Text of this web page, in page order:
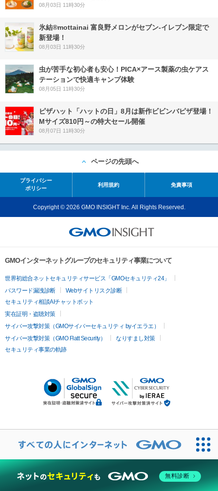
08月03日 11時30分
氷結®mottainai 富良野メロンがセブン‐イレブン限定で
新登場！
08月03日 11時30分
虫が苦手な初心者も安心！PICA×アース製薬の虫ケアス
テーションで快適キャンプ体験
08月05日 11時30分
ピザハット「ハットの日」8月は新作ビビンバピザ登場！
Mサイズ810円～の特大セール開催
08月07日 11時30分
ページの先頭へ
プライバシー
ポリシー
利用規約 免責事項
Copyright © 2026 GMO INSIGHT Inc. All Rights Reserved.
GMOインターネットグループのセキュリティ事業について
世界初総合ネットセキュリティサービス「GMOセキュリティ24」
パスワード漏洩診断
Webサイトリスク診断
セキュリティ相談AIチャットボット
実在証明・盗聴対策
サイバー攻撃対策（GMOサイバーセキュリティ byイエラエ）
サイバー攻撃対策（GMO Flatt Security）
なりすまし対策
セキュリティ事業の軌跡
無料診断